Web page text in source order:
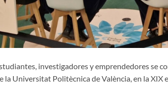
investigadores y emprendedores se
la Universitat Politècnica de València, en la XIX